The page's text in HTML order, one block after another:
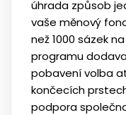
úhrada způsob
vaše měnový
než 1000 sázek
programu
pobavení volba
končecích
podpora